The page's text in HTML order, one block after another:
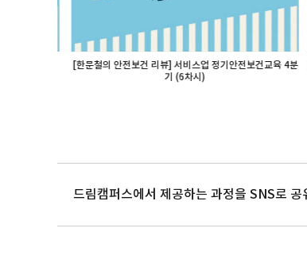
[한문철의 안전보건 리뷰] 서비스업 정기안전보건교육 4분
기 (6차시)
드림캠퍼스에서 제공하는 과정을 SNS로 공